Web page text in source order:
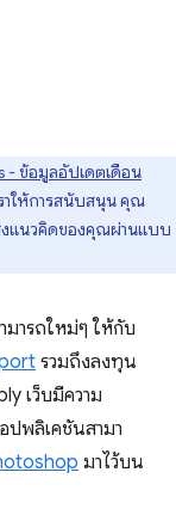
- ข้อมูลอัปเดตเดือน
าให้การสนับสนุน คุณ
งแนวคิดของคุณผ่านแบบ
ารถใหม่ๆ ให้กับ
รวมถึงลงทุน
เว็บมีความ
ปพลิเคชันสามา
มาไว้บน